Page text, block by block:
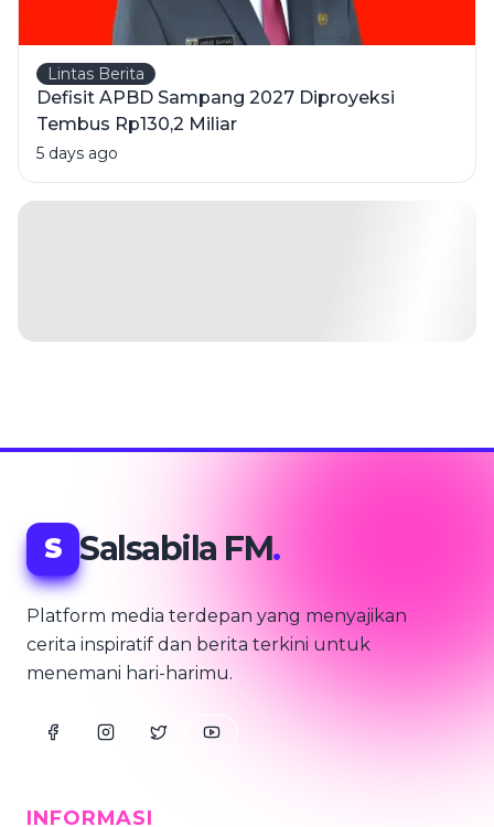
Lintas Berita
Defisit APBD Sampang 2027 Diproyeksi
Tembus Rp130,2 Miliar
5 days ago
S Salsabila FM.
Platform media terdepan yang menyajikan
cerita inspiratif dan berita terkini untuk
menemani hari-harimu.
INFORMASI